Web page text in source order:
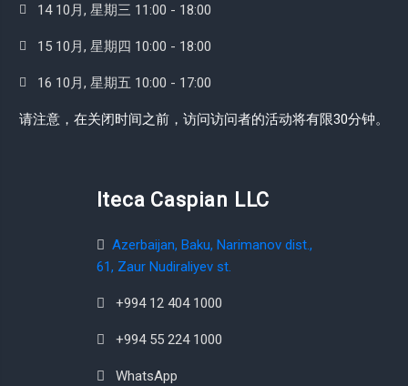
14 10月, 星期三 11:00 - 18:00
15 10月, 星期四 10:00 - 18:00
16 10月, 星期五 10:00 - 17:00
请注意，在关闭时间之前，访问访问者的活动将有限30分钟。
Iteca Caspian LLC
Azerbaijan, Baku, Narimanov dist.,
61, Zaur Nudiraliyev st.
+994 12 404 1000
+994 55 224 1000
WhatsApp